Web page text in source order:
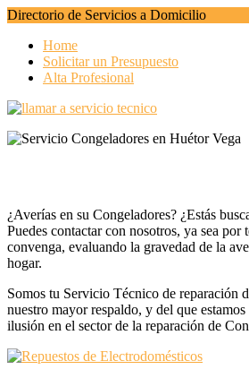
Directorio de Servicios a Domicilio
Home
Solicitar un Presupuesto
Alta Profesional
¿Averías en su Congeladores? ¿Estás
Puedes contactar con nosotros, ya sea
convenga, evaluando la gravedad de la
hogar.
Somos tu Servicio Técnico de reparación
nuestro mayor respaldo, y del que
ilusión en el sector de la reparación de